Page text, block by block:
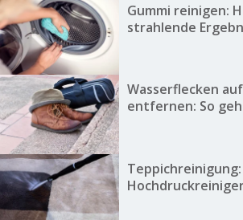
Gummi reinigen:
strahlende
Wasserflecken
entfernen: So
Teppichreinigung: